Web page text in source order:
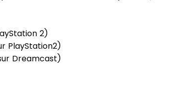
2)
PlayStation2)
Dreamcast)